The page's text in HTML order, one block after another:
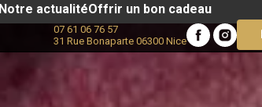
Notre actualité​Offrir un bon cadeau
07 61 06 76 57
31 Rue Bonaparte 06300 Nice